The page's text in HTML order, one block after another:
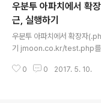
과적으로 라즈베리파이3에
나, 쾌적한 서버가 아니어서
류 및 선택 라즈베리파이3을
했던 고민은 어떤 운영체제를
쓰던 우분투(서버), 우분투(데
용으로 많이쓰는 CentOS, 라
우분투 아파치에서 확
근, 실행하기
우분투 아파치에서 확장자
기 jmoon.co.kr/test.php
w/ 부분에Options
0 0 2017. 5. 10.